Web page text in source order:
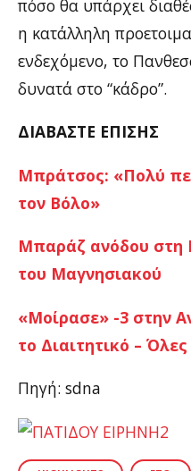
πόσο θα υπάρχει
η κατάλληλη
ενδεχόμενο, το
δυνατά στο “κάδρο”.
ΔΙΑΒΑΣΤΕ ΕΠΙΣΗΣ
Μπράτσος: «Πολύ
τον Βόλο»
Μπαράζ ανόδου στη
του Μαγνησιακού
«Μοίρασε» -3 στην
το Διαιτητικό –
Πηγή: sdna